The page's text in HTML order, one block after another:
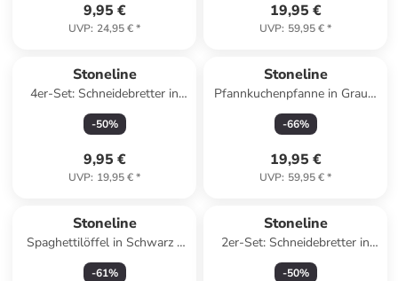
9,95 €
UVP: 24,95 €*
19,95 €
UVP: 59,95 €*
Stoneline
4er-Set: Schneidebretter in
Grau - (L)26,5 x (B)16,5 cm
-50%
9,95 €
UVP: 19,95 €*
Stoneline
Pfannkuchenpfanne in Grau -
Ø 24 cm
-66%
19,95 €
UVP: 59,95 €*
Stoneline
Spaghettilöffel in Schwarz -
(L)31,5 cm
-61%
Stoneline
2er-Set: Schneidebretter in
Schwarz
-50%